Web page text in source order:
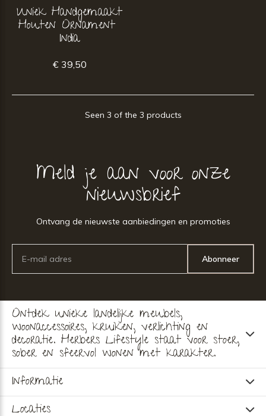
Uniek Handgemaakt
Houten Ornament
India
€ 39,50
Seen 3 of the 3 products
Meld je aan voor onze
nieuwsbrief
Ontvang de nieuwste aanbiedingen en promoties
Abonneer
Ontdek unieke landelijke meubels,
woonaccessoires, kruiken, verlichting en
decoratie. Herbers Lifestyle staat voor stoer,
sober en sfeervol wonen met karakter.
Informatie
Locaties